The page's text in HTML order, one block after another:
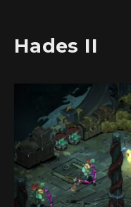
Hades II